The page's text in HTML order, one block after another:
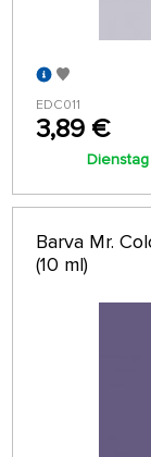
EDC011
3,89 €
Barva Mr.
(10 ml)